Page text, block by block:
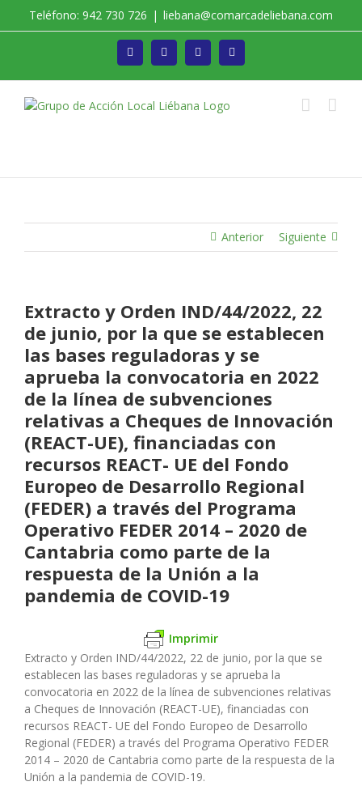
Teléfono: 942 730 726 | liebana@comarcadeliebana.com
Facebook Twitter Instagram
Anterior Siguiente
Extracto y Orden IND/44/2022, 22
de junio, por la que se establecen
las bases reguladoras y se
aprueba la convocatoria en 2022
de la línea de subvenciones
relativas a Cheques de Innovación
(REACT-UE), financiadas con
recursos REACT- UE del Fondo
Europeo de Desarrollo Regional
(FEDER) a través del Programa
Operativo FEDER 2014 – 2020 de
Cantabria como parte de la
respuesta de la Unión a la
pandemia de COVID-19
Imprimir
Extracto y Orden IND/44/2022, 22 de junio, por la que se
establecen las bases reguladoras y se aprueba la
convocatoria en 2022 de la línea de subvenciones relativas
a Cheques de Innovación (REACT-UE), financiadas con
recursos REACT- UE del Fondo Europeo de Desarrollo
Regional (FEDER) a través del Programa Operativo FEDER
2014 – 2020 de Cantabria como parte de la respuesta de la
Unión a la pandemia de COVID-19.